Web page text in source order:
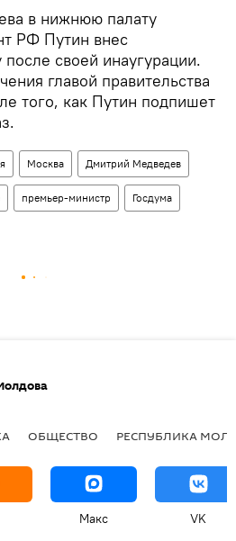
в нижнюю палату
РФ Путин внес
своей инаугурации.
главой правительства
того, как Путин подпишет
Москва Дмитрий Медведев
премьер-министр Госдума
ОБЩЕСТВО РЕСПУБЛИКА
Макс VK